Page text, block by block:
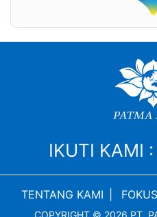
IKUTI KAMI :
TENTANG KAMI FOKUS
COPYRIGHT © 2026 PT.